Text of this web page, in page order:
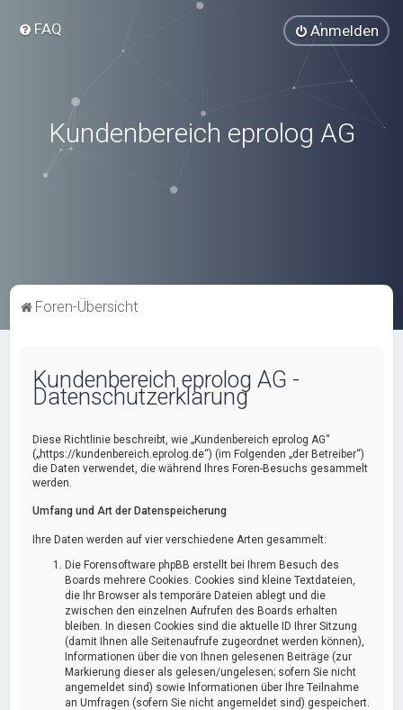
FAQ Anmelden
Kundenbereich eprolog AG
Foren-Übersicht
Kundenbereich eprolog AG -
Datenschutzerklärung
Diese Richtlinie beschreibt, wie „Kundenbereich eprolog AG“
(„https://kundenbereich.eprolog.de“) (im Folgenden „der Betreiber“)
die Daten verwendet, die während Ihres Foren-Besuchs gesammelt
werden.
Umfang und Art der Datenspeicherung
Ihre Daten werden auf vier verschiedene Arten gesammelt:
Die Forensoftware phpBB erstellt bei Ihrem Besuch des
Boards mehrere Cookies. Cookies sind kleine Textdateien,
die Ihr Browser als temporäre Dateien ablegt und die
zwischen den einzelnen Aufrufen des Boards erhalten
bleiben. In diesen Cookies sind die aktuelle ID Ihrer Sitzung
(damit Ihnen alle Seitenaufrufe zugeordnet werden können),
Informationen über die von Ihnen gelesenen Beiträge (zur
Markierung dieser als gelesen/ungelesen; sofern Sie nicht
angemeldet sind) sowie Informationen über Ihre Teilnahme
an Umfragen (sofern Sie nicht angemeldet sind) gespeichert.